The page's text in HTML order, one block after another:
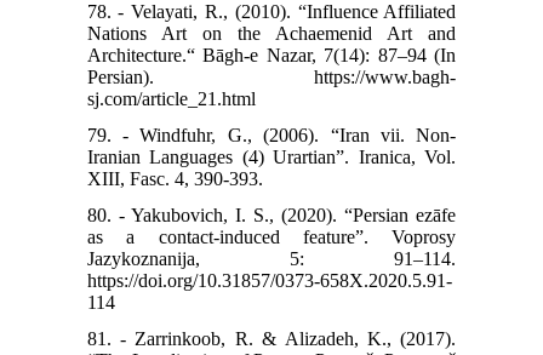
78. - Velayati, R., (2010). “Influence Affiliated
Nations Art on the Achaemenid Art and
Architecture.“ Bāgh‑e Nazar, 7(14): 87–94 (In
Persian). https://www.bagh-
sj.com/article_21.html
79. - Windfuhr, G., (2006). “Iran vii. Non-
Iranian Languages (4) Urartian”. Iranica, Vol.
XIII, Fasc. 4, 390-393.
80. - Yakubovich, I. S., (2020). “Persian ezāfe
as a contact-induced feature”. Voprosy
Jazykoznanija, 5: 91–114.
https://doi.org/10.31857/0373-658X.2020.5.91-
114
81. - Zarrinkoob, R. & Alizadeh, K., (2017).